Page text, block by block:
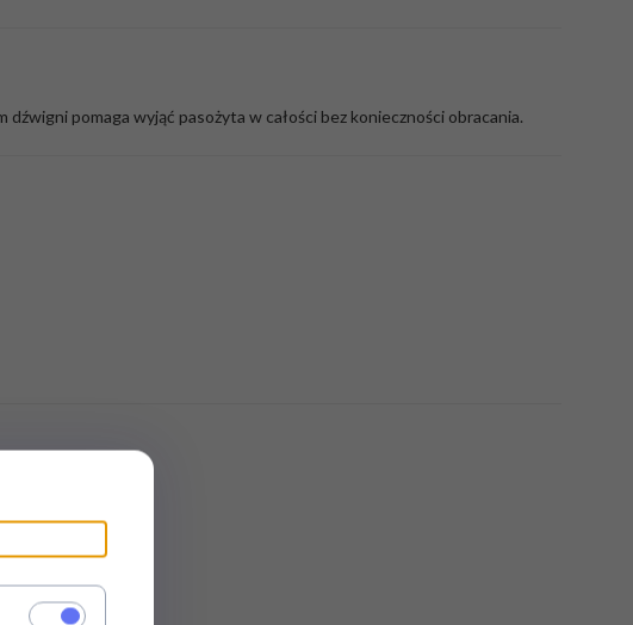
pomaga wyjąć pasożyta w całości bez konieczności obracania.